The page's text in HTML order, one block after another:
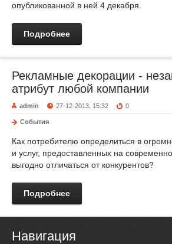
опубликованной в ней 4 декабря.
Подробнее
Рекламные декорации -
атрибут любой компании
admin 27-12-2013, 15:32 0
События
Как потребителю определиться в
и услуг, предоставленных на
выгодно отличаться от конкурентов?
Подробнее
Навигация